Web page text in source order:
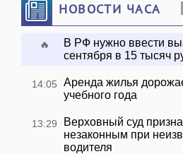
НОВОСТИ ЧАСА
🔥
В РФ нужно ввести
сентября в 15 тысяч
14:05
Аренда жилья
учебного года
13:29
Верховный суд
незаконным при
водителя
Большие Города
Наталья
Подольская &